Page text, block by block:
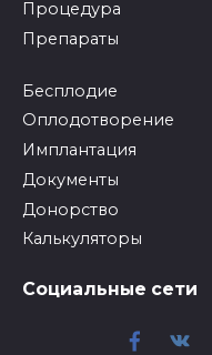
Процедура
Препараты
Бесплодие
Оплодотворение
Имплантация
Документы
Донорство
Калькуляторы
Социальные сети